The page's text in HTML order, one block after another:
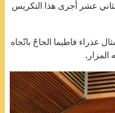
الثاني عشر أجرى هذا التكريس
عذراء فاطيما الحاجّ باتّجاه
المزار.